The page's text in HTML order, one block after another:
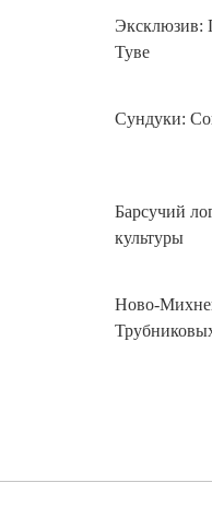
Эксклюзив:
Туве
Сундуки:
Барсучий
культуры
Ново-